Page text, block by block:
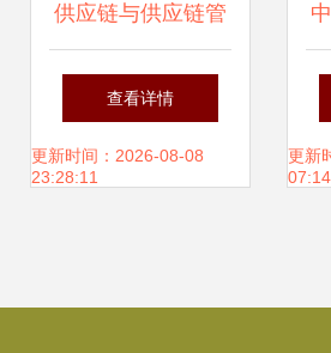
供应链与供应链管
理服务的核心解读
查看详情
更新时间：2026-08-08
23:28:11
更新